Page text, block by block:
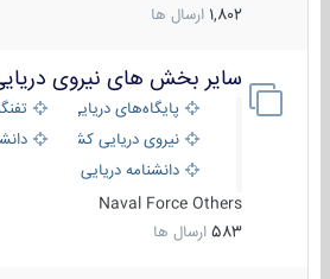
1,802 ارسال ها
سایر بخش های نیروی دریایی
پایگاه‌های دریایی
نیروی دریایی کشورهای مختلف
دانشنامه دریایی کپی
Naval Force Others
583 ارسال ها